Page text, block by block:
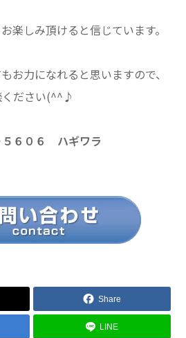
楽しみ頂けると信じています。
お力になれると思いますので、
ください(^^♪
６０６ ハギワラ
Share
LINE